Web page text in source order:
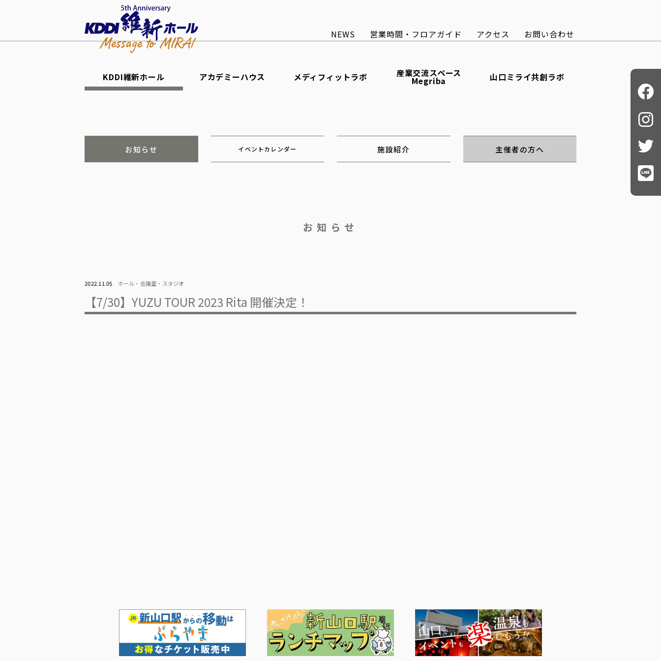
NEWS 営業時間・フロアガイド アクセス お問い合わせ
KDDI維新ホール アカデミーハウス メディフィットラボ 産業交流スペース
Megriba 山口ミライ共創ラボ
お知らせ イベントカレンダー 施設紹介 主催者の方へ
お知らせ
2022.11.05 ホール・会議室・スタジオ
【7/30】YUZU TOUR 2023 Rita 開催決定！